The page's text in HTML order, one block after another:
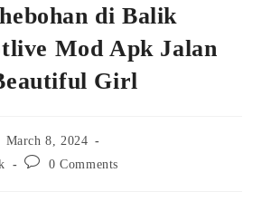
di Balik
Mod Apk Jalan
Girl
March 8, 2024
Post 0 Comments